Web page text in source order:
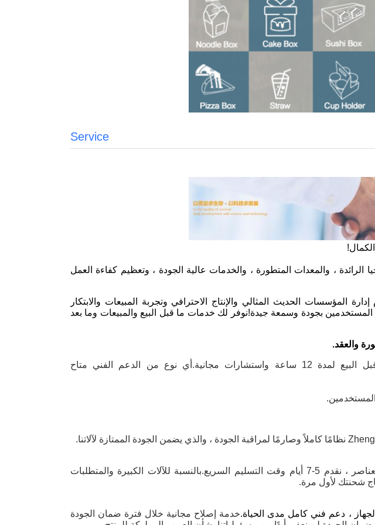
Service
الرائدة ، والمعدات المتطورة ، والخدمات عالية الجودة ، وتعظيم كفاءة العمل
الحديث المثالي والإنتاج الاحترافي وتجربة المبيعات والابتكار
بجودة وسمعة جيدة!نوفر لك خدمات ما قبل البيع والمبيعات وما بعد
والعقد.
تقدم Zhengzhou Perfect استجابة سريعة لما قبل البيع لمدة 12 ساعة واستشارات مجانية.أي نوع من الدعم الفني متاح
لدينا إنتاج ضخم ومخزون وعناصر جاهزة ، لهذه العناصر ، نقدم 5-7 أيام وقت التسليم السريع.بالنسبة للآلات الكبيرة والمتطلبات
شحنتك لأول مرة.
، دعم فني كامل مدى الحياة.خدمة إصلاح مجانية خلال فترة ضمان الجودة